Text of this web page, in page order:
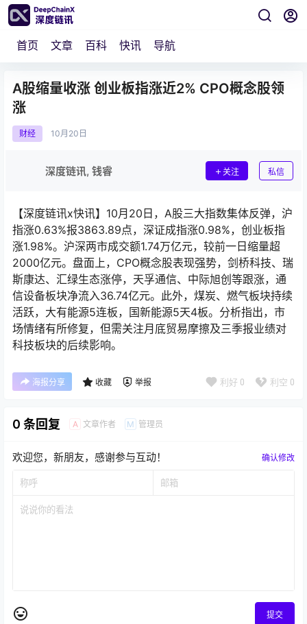
首页 文章 百科 快讯 导航
A股缩量收涨 创业板指涨近2% CPO概念股领
涨
财经 10月 20日
深度链讯, 钱睿 关注 私信
【深度链讯x快讯】10月20日，A股三大指数集体反弹，沪
指涨0.63%报3863.89点，深证成指涨0.98%，创业板指
涨1.98%。沪深两市成交额1.74万亿元，较前一日缩量超
2000亿元。盘面上，CPO概念股表现强势，剑桥科技、瑞
斯康达、汇绿生态涨停，天孚通信、中际旭创等跟涨，通
信设备板块净流入36.74亿元。此外，煤炭、燃气板块持续
活跃，大有能源5连板，国新能源5天4板。分析指出，市
场情绪有所修复，但需关注月底贸易摩擦及三季报业绩对
科技板块的后续影响。
海报分享 收藏 举报 利好 0 利空 0
0 条回复 A 文章作者 M 管理员
欢迎您，新朋友，感谢参与互动！ 确认修改
提交